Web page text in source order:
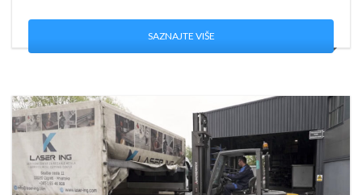
SAZNAJTE VIŠE